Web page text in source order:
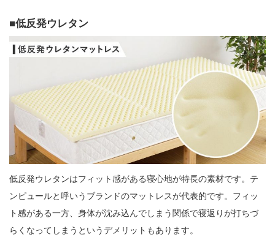
低反発ウレタン
低反発ウレタンはフィット感がある寝心地が特長の素材です。テ
ンピュールと呼いうブランドのマットレスが代表的です。フィッ
ト感がある一方、身体が沈み込んでしまう関係で寝返りが打ちづ
らくなってしまうというデメリットもあります。